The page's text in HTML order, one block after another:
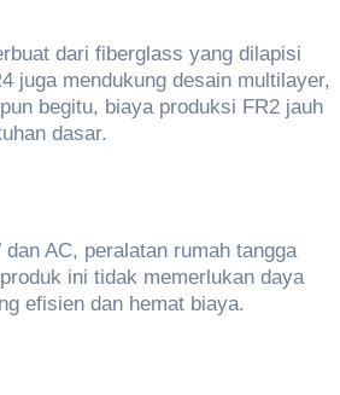
dari fiberglass yang dilapisi
juga mendukung desain multilayer,
begitu, biaya produksi FR2 jauh
dasar.
AC, peralatan rumah tangga
ini tidak memerlukan daya
efisien dan hemat biaya.